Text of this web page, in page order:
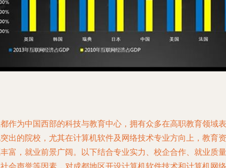
作为中国西部的科技与教育中心，拥有众多在高职教育领域表
出的院校，尤其在计算机软件及网络技术专业方向上，教育资
富，就业前景广阔。以下结合专业实力、校企合作、就业质量